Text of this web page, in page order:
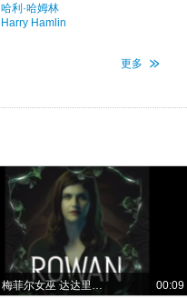
哈利·哈姆林
Harry Hamlin
更多
00:09
梅菲尔女巫 达达里奥宣传预告